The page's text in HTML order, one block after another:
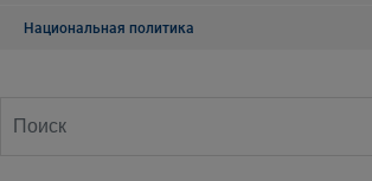
Национальная политика